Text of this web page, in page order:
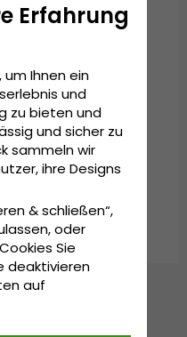
verstellbar
– passt
Erfahrung
um Ihnen ein
und
zu bieten und
und sicher zu
sammeln wir
ihre Designs
& schließen“,
oder
Sie
deaktivieren
auf